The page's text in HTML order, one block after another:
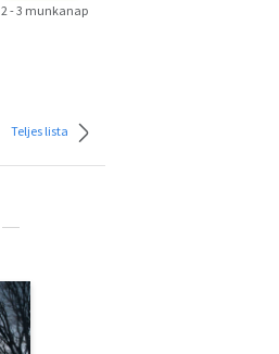
2 - 3 munkanap
Teljes lista